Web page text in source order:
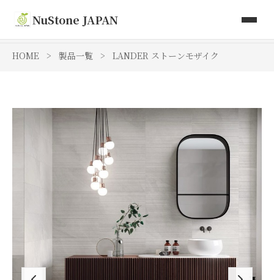
NuStone JAPAN
Toki Artisan Tiles
お問い合わせ
HOME > 製品一覧 > LANDER ストーンモザイク